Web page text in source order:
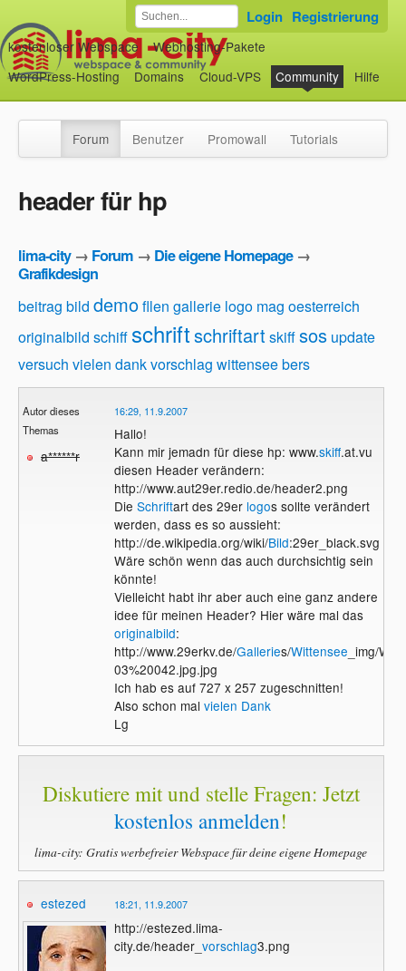
kostenloser Webspace
Webhosting-Pakete
WordPress-Hosting
Domains Cloud-VPS Community Hilfe
Login Registrierung
Forum Benutzer Promowall Tutorials
header für hp
lima-city→ Forum → Die eigene Homepage→
Grafikdesign
beitrag bild demofllen gallerie logo mag oesterreich
originalbild schiff schriftschriftart skiffsos update
versuch vielen dankvorschlag wittenseebers
Autor dieses
Themas
a******r
16:29, 11.9.2007
Hallo!
Kann mir jemadn für diese hp: www.skiff.at.vu
diesen Header verändern:
http://www.aut29er.redio.de/header2.png
Die Schriftart des 29er logos sollte verändert
werden, dass es so aussieht:
http://de.wikipedia.org/wiki/Bild:29er_black.svg
Wäre schön wenn das auch durchsichtig sein
könnte!
Vielleicht habt ihr aber auch eine ganz andere
idee für meinen Header? Hier wäre mal das
originalbild:
http://www.29erkv.de/Galleries/Wittensee _img/
03%20042.jpg.jpg
Ich hab es auf 727 x 257 zugeschnitten!
Also schon mal vielen Dank
Lg
Diskutiere mit und stelle Fragen: Jetzt
kostenlos anmelden!
lima-city: Gratis werbefreier Webspace für deine eigene Homepage
estezed 18:21, 11.9.2007
http://estezed.lima-
city.de/header_ vorschlag3.png